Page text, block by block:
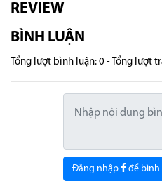
REVIEW
BÌNH LUẬN
Tổng lượt bình luận: 0 - Tổng lượt
Đăng nhập để bình